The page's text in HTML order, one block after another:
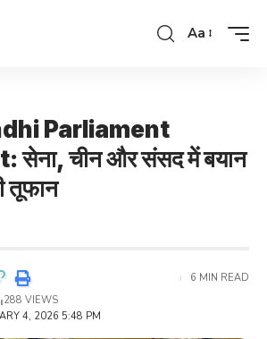
Aa
Parliament
चीन और संसद में बयान
तूफान
4, 2026 5:48 PM
288 VIEWS
6 MIN READ